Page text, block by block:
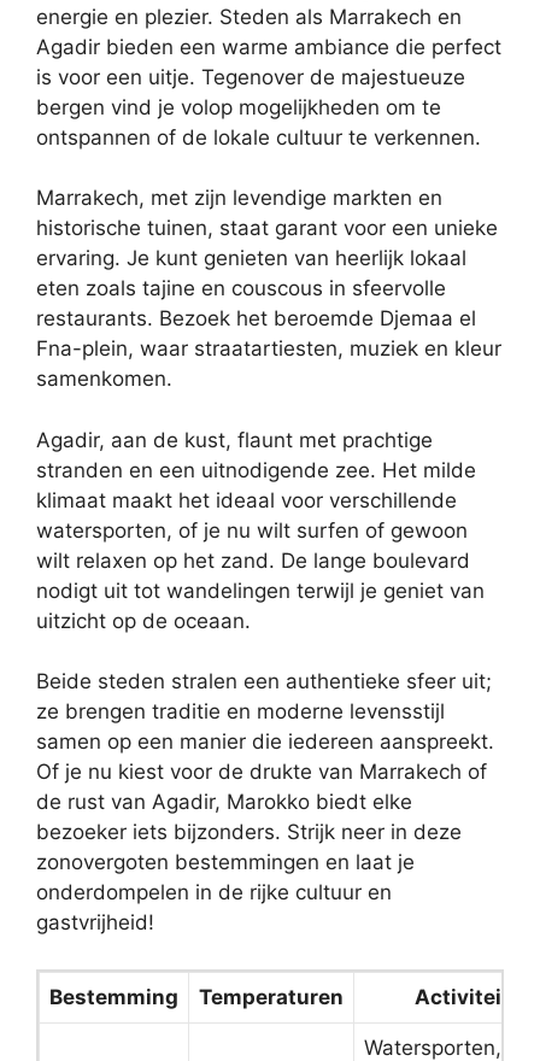
energie en plezier. Steden als Marrakech en
Agadir bieden een warme ambiance die perfect
is voor een uitje. Tegenover de majestueuze
bergen vind je volop mogelijkheden om te
ontspannen of de lokale cultuur te verkennen.
Marrakech, met zijn levendige markten en
historische tuinen, staat garant voor een unieke
ervaring. Je kunt genieten van heerlijk lokaal
eten zoals tajine en couscous in sfeervolle
restaurants. Bezoek het beroemde Djemaa el
Fna-plein, waar straatartiesten, muziek en kleur
samenkomen.
Agadir, aan de kust, flaunt met prachtige
stranden en een uitnodigende zee. Het milde
klimaat maakt het ideaal voor verschillende
watersporten, of je nu wilt surfen of gewoon
wilt relaxen op het zand. De lange boulevard
nodigt uit tot wandelingen terwijl je geniet van
uitzicht op de oceaan.
Beide steden stralen een authentieke sfeer uit;
ze brengen traditie en moderne levensstijl
samen op een manier die iedereen aanspreekt.
Of je nu kiest voor de drukte van Marrakech of
de rust van Agadir, Marokko biedt elke
bezoeker iets bijzonders. Strijk neer in deze
zonovergoten bestemmingen en laat je
onderdompelen in de rijke cultuur en
gastvrijheid!
Bestemming Temperaturen Activiteiten
Watersporten,